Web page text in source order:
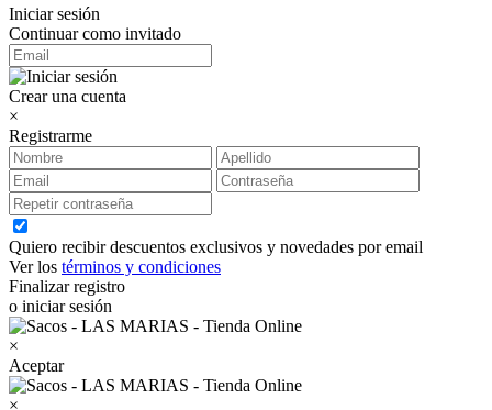
Iniciar sesión
Continuar como invitado
Crear una cuenta
×
Registrarme
Quiero recibir descuentos exclusivos y novedades por email
Ver los términos y condiciones
Finalizar registro
o iniciar sesión
×
Aceptar
×